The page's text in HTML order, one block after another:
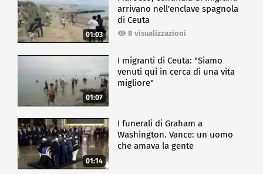
01:03
arrivano nell'enclave spagnola
di Ceuta
8 visualizzazioni
01:07
I migranti di Ceuta: "Siamo
venuti qui in cerca di una vita
migliore"
01:14
I funerali di Graham a
Washington. Vance: un uomo
che amava la gente